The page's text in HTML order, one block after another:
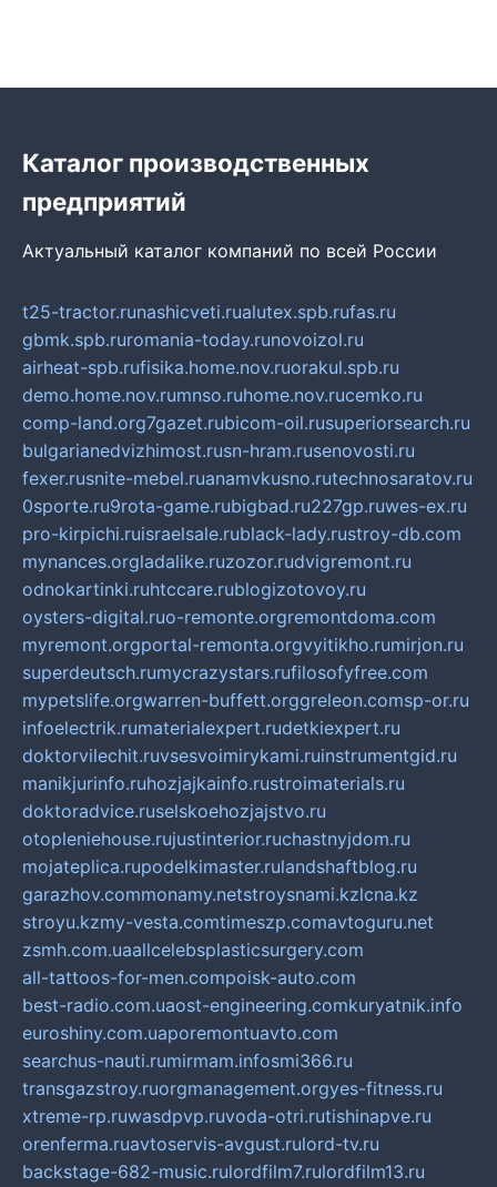
Каталог производственных
предприятий
Актуальный каталог компаний по всей России
t25-tractor.runashicveti.rualutex.spb.rufas.ru
gbmk.spb.ruromania-today.runovoizol.ru
airheat-spb.rufisika.home.nov.ruorakul.spb.ru
demo.home.nov.rumnso.ruhome.nov.rucemko.ru
comp-land.org7gazet.rubicom-oil.rusuperiorsearch.ru
bulgarianedvizhimost.rusn-hram.rusenovosti.ru
fexer.rusnite-mebel.ruanamvkusno.rutechnosaratov.ru
0sporte.ru9rota-game.rubigbad.ru227gp.ruwes-ex.ru
pro-kirpichi.ruisraelsale.rublack-lady.rustroy-db.com
mynances.orgladalike.ruzozor.rudvigremont.ru
odnokartinki.ruhtccare.rublogizotovoy.ru
oysters-digital.ruo-remonte.orgremontdoma.com
myremont.orgportal-remonta.orgvyitikho.rumirjon.ru
superdeutsch.rumycrazystars.rufilosofyfree.com
mypetslife.orgwarren-buffett.orggreleon.comsp-or.ru
infoelectrik.rumaterialexpert.rudetkiexpert.ru
doktorvilechit.ruvsesvoimirykami.ruinstrumentgid.ru
manikjurinfo.ruhozjajkainfo.rustroimaterials.ru
doktoradvice.ruselskoehozjajstvo.ru
otopleniehouse.rujustinterior.ruchastnyjdom.ru
mojateplica.rupodelkimaster.rulandshaftblog.ru
garazhov.commonamy.netstroysnami.kzlcna.kz
stroyu.kzmy-vesta.comtimeszp.comavtoguru.net
zsmh.com.uaallcelebsplasticsurgery.com
all-tattoos-for-men.compoisk-auto.com
best-radio.com.uaost-engineering.comkuryatnik.info
euroshiny.com.uaporemontuavto.com
searchus-nauti.rumirmam.infosmi366.ru
transgazstroy.ruorgmanagement.orgyes-fitness.ru
xtreme-rp.ruwasdpvp.ruvoda-otri.rutishinapve.ru
orenferma.ruavtoservis-avgust.rulord-tv.ru
backstage-682-music.rulordfilm7.rulordfilm13.ru